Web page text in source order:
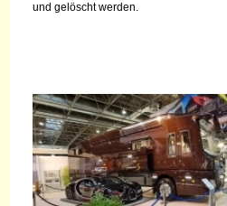
und gelöscht werden.